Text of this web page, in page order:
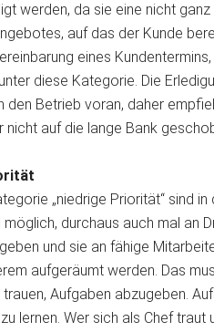
werden, da sie eine nicht
auf das der Kunde
eines
diese Kategorie. Die
den Betrieb voran, daher
nicht auf die lange Bank
„niedrige Priorität“ sind
durchaus auch mal an
und sie an fähige
aufgeräumt werden. Das
Aufgaben abzugeben.
lernen. Wer sich als Chef